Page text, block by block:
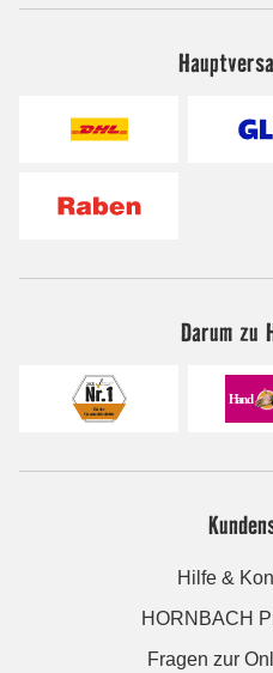
Darum zu
Hilfe &
HORNBACH
Fragen zur